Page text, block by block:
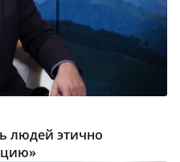
людей этично